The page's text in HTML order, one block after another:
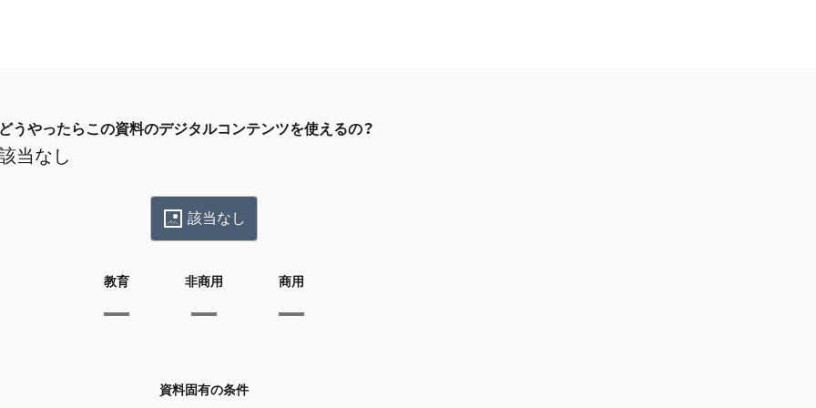
どうやったらこの資料のデジタルコンテンツを使えるの？
当なし
該当なし
教育 非商用 商用
資料固有の条件